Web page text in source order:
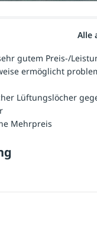
Alle
gutem Preis-/
ermöglicht
Lüftungslöcher
Mehrpreis